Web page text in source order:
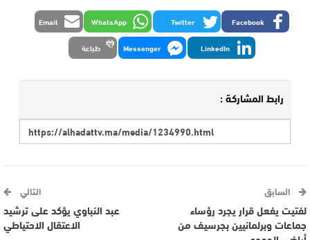
Facebook
Twitter
WhatsApp
Email
LinkedIn
Messenger طباعة
رابط المشاركة :
السابق
لفتيت يفعل قرار يجرد رؤساء
جماعات وبرلمانيين بجرسيف من
التالي
عبد النباوي يؤكد على ترشيد
الاعتقال الاحتياطي